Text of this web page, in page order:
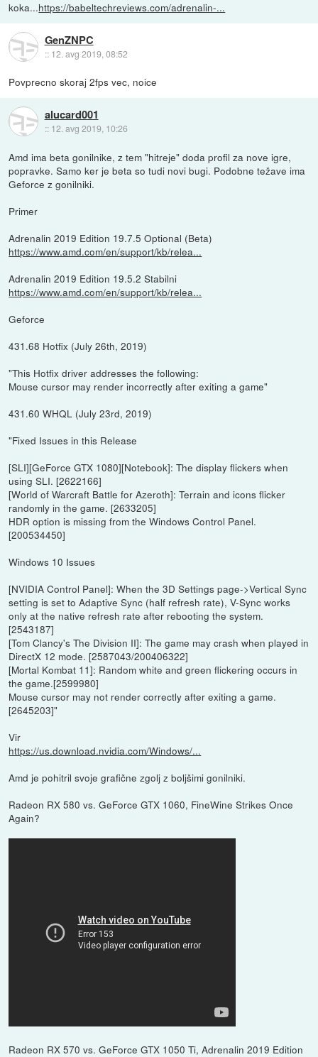
koka...https://babeltechreviews.com/adrenalin-...
GenZNPC
:: 12. avg 2019, 08:52
Povprecno skoraj 2fps vec, noice
alucard001
:: 12. avg 2019, 10:26
Amd ima beta gonilnike, z tem "hitreje" doda profil za nove igre,
popravke. Samo ker je beta so tudi novi bugi. Podobne težave ima
Geforce z gonilniki.
Primer
Adrenalin 2019 Edition 19.7.5 Optional (Beta)
https://www.amd.com/en/support/kb/relea...
Adrenalin 2019 Edition 19.5.2 Stabilni
https://www.amd.com/en/support/kb/relea...
Geforce
431.68 Hotfix (July 26th, 2019)
"This Hotfix driver addresses the following:
Mouse cursor may render incorrectly after exiting a game"
431.60 WHQL (July 23rd, 2019)
"Fixed Issues in this Release
[SLI][GeForce GTX 1080][Notebook]: The display flickers when
using SLI. [2622166]
[World of Warcraft Battle for Azeroth]: Terrain and icons flicker
randomly in the game. [2633205]
HDR option is missing from the Windows Control Panel.
[200534450]
Windows 10 Issues
[NVIDIA Control Panel]: When the 3D Settings page->Vertical Sync
setting is set to Adaptive Sync (half refresh rate), V-Sync works
only at the native refresh rate after rebooting the system.
[2543187]
[Tom Clancy's The Division II]: The game may crash when played in
DirectX 12 mode. [2587043/200406322]
[Mortal Kombat 11]: Random white and green flickering occurs in
the game.[2599980]
Mouse cursor may not render correctly after exiting a game.
[2645203]"
Vir
https://us.download.nvidia.com/Windows/...
Amd je pohitril svoje grafične zgolj z boljšimi gonilniki.
Radeon RX 580 vs. GeForce GTX 1060, FineWine Strikes Once
Again?
Radeon RX 570 vs. GeForce GTX 1050 Ti, Adrenalin 2019 Edition